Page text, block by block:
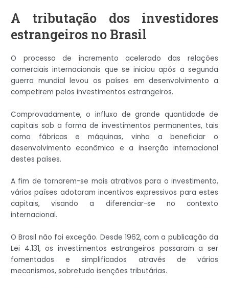
A tributação dos investidores
estrangeiros no Brasil
O processo de incremento acelerado das relações
comerciais internacionais que se iniciou após a segunda
guerra mundial levou os países em desenvolvimento a
competirem pelos investimentos estrangeiros.
Comprovadamente, o influxo de grande quantidade de
capitais sob a forma de investimentos permanentes, tais
como fábricas e máquinas, vinha a beneficiar o
desenvolvimento econômico e a inserção internacional
destes países.
A fim de tornarem-se mais atrativos para o investimento,
vários países adotaram incentivos expressivos para estes
capitais, visando a diferenciar-se no contexto
internacional.
O Brasil não foi exceção. Desde 1962, com a publicação da
Lei 4.131, os investimentos estrangeiros passaram a ser
fomentados e simplificados através de vários
mecanismos, sobretudo isenções tributárias.